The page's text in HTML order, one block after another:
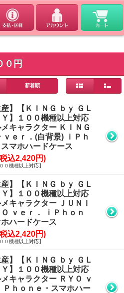
０円
新着順
産】【ＫＩＮＧ ｂｙ ＧＬ
Ｙ】１００機種以上対応
キャラクター ＫＩＮＧ
ｖｅｒ．(白背景) ｉＰｈ
スマホハードケース
込2,420円)
０機種以上対応】
産】【ＫＩＮＧ ｂｙ ＧＬ
Ｙ】１００機種以上対応
キャラクター ＪＵＮＩ
ｖｅｒ． ｉＰｈｏｎ
ホハードケース
込2,420円)
０機種以上対応】
産】【ＫＩＮＧ ｂｙ ＧＬ
Ｙ】１００機種以上対応
キャラクター ＲＹＯ ｖ
Ｐｈｏｎｅ・スマホハー